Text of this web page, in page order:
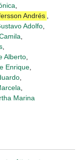
Andrés
Adolfo
Alberto
Enrique
Marina